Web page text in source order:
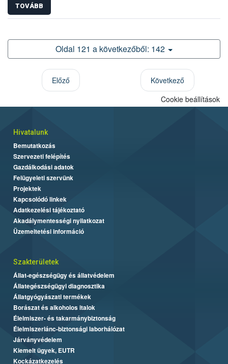
TOVÁBB
Oldal 121 a következőből: 142
Előző
Következő
Cookie beállítások
Hivatalunk
Bemutatkozás
Szervezeti felépítés
Gazdálkodási adatok
Felügyeleti szervünk
Projektek
Kapcsolódó linkek
Adatkezelési tájékoztató
Akadálymentességi nyilatkozat
Üzemeltetési információ
Szakterületek
Állat-egészségügy és állatvédelem
Állategészségügyi diagnosztika
Állatgyógyászati termékek
Borászat és alkoholos italok
Élelmiszer- és takarmánybiztonság
Élelmiszerlánc-biztonsági laborhálózat
Járványvédelem
Kiemelt ügyek, EUTR
Kockázatkezelés